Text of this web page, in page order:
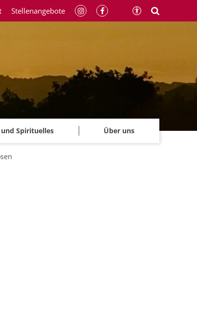
Spirituelles Über uns
Stellenangebote